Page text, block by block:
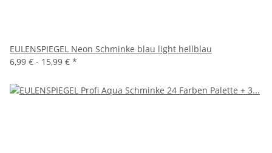
EULENSPIEGEL Neon Schminke blau light hellblau
6,99 € - 15,99 € *